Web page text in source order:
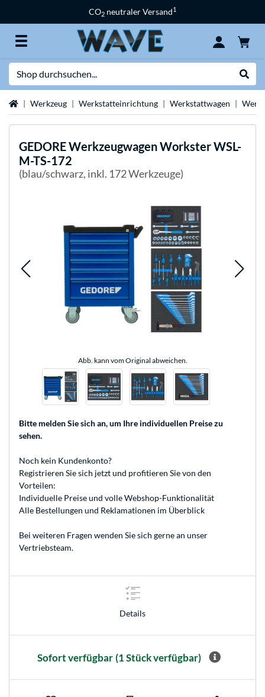
CO2 neutraler Versand1
StartseiteWerkzeug Werkstatteinrichtung Werkstattwagen
GEDOREWerkzeugwagen Workster WSL-
M-TS-172
(blau/schwarz, inkl. 172 Werkzeuge)
Abb. kann vom Original abweichen.
Bitte melden Sie sich an, um Ihre individuellen Preise zu
sehen.
Noch kein Kundenkonto?
Registrieren Sie sich jetzt und profitieren Sie von den
Vorteilen:
Individuelle Preise und volle Webshop-Funktionalität
Alle Bestellungen und Reklamationen im Überblick
Bei weiteren Fragen wenden Sie sich gerne an unser
Vertriebsteam.
Details
Sofort verfügbar (1 Stück verfügbar)